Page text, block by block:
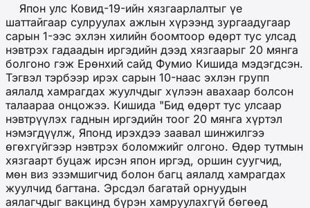
Япон улс Ковид-19-ийн хязгаарлалтыг үе
шаттайгаар сулруулах ажлын хүрээнд зургаадугаар
сарын 1-ээс эхлэн хилийн боомтоор өдөрт тус улсад
нэвтрэх гадаадын иргэдийн дээд хязгаарыг 20 мянга
болгоно гэж Ерөнхий сайд Фумио Кишида мэдэгдсэн.
Тэгвэл тэрбээр ирэх сарын 10-наас эхлэн групп
аялалд хамрагдах жуулчдыг хүлээн авахаар болсон
талаараа онцожээ. Кишида "Бид өдөрт тус улсаар
нэвтрүүлэх гаднын иргэдийн тоог 20 мянга хүртэл
нэмэгдүүлж, Японд ирэхдээ заавал шинжилгээ
өгөхгүйгээр нэвтрэх боломжийг олгоно. Өдөр тутмын
хязгаарт буцаж ирсэн япон иргэд, оршин суугчид,
мөн виз эзэмшигчид болон багц аялалд хамрагдах
жуулчид багтана. Эрсдэл багатай орнуудын
аялагчдыг вакцинд бүрэн хамруулахгүй бөгөөд